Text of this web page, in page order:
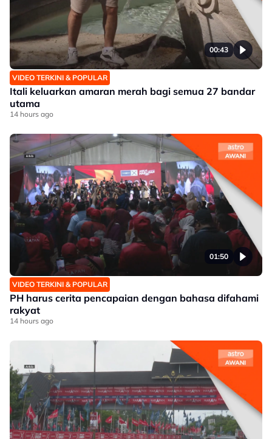
00:43
VIDEO TERKINI & POPULAR
Itali keluarkan amaran merah bagi semua 27 bandar
utama
14 hours ago
01:50
VIDEO TERKINI & POPULAR
PH harus cerita pencapaian dengan bahasa difahami
rakyat
14 hours ago